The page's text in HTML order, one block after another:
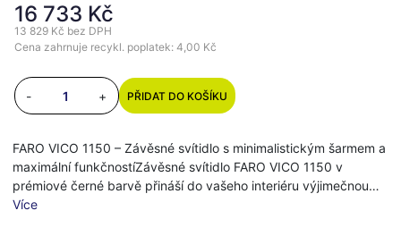
16 733 Kč
13 829 Kč bez DPH
Cena zahrnuje recykl. poplatek: 4,00 Kč
- + PŘIDAT DO KOŠÍKU
FARO VICO 1150 – Závěsné svítidlo s minimalistickým šarmem a
maximální funkčnostíZávěsné svítidlo FARO VICO 1150 v
prémiové černé barvě přináší do vašeho interiéru výjimečnou…
Více